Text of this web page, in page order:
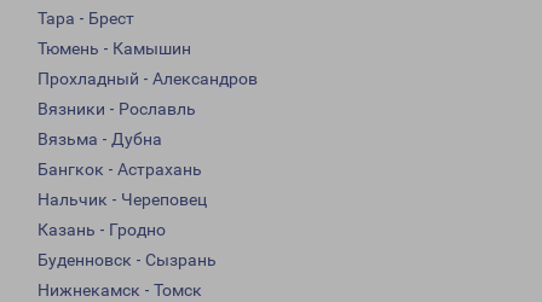
Тара - Брест
Тюмень - Камышин
Прохладный - Александров
Вязники - Рославль
Вязьма - Дубна
Бангкок - Астрахань
Нальчик - Череповец
Казань - Гродно
Буденновск - Сызрань
Нижнекамск - Томск